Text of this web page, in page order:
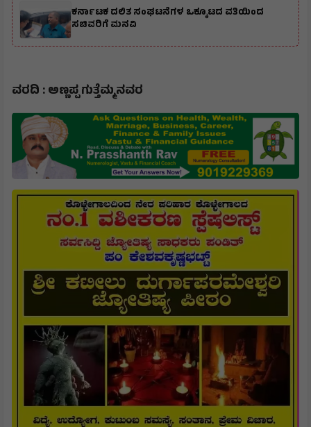
ಕರ್ನಾಟಕ ದಲಿತ ಸಂಘಟನೆಗಳ ಒಕ್ಕೂಟದ ವತಿಯಿಂದ
ಸಚಿವರಿಗೆ ಮನವಿ
ವರದಿ : ಅಣ್ಣಪ್ಪ ಗುತ್ತೆಮ್ಮನವರ